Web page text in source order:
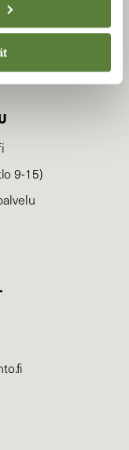
9-15)